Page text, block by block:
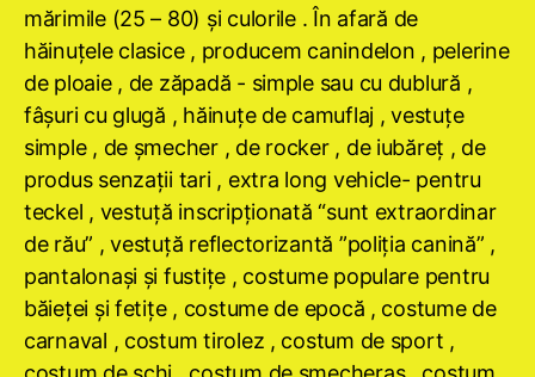
mărimile (25 – 80) şi culorile . În afară de
hăinuţele clasice , producem canindelon , pelerine
de ploaie , de zăpadă - simple sau cu dublură ,
fâşuri cu glugă , hăinuţe de camuflaj , vestuţe
simple , de şmecher , de rocker , de iubăreţ , de
produs senzaţii tari , extra long vehicle- pentru
teckel , vestuţă inscripţionată “sunt extraordinar
de rău” , vestuţă reflectorizantă ”poliţia canină” ,
pantalonaşi şi fustiţe , costume populare pentru
băieţei şi fetiţe , costume de epocă , costume de
carnaval , costum tirolez , costum de sport ,